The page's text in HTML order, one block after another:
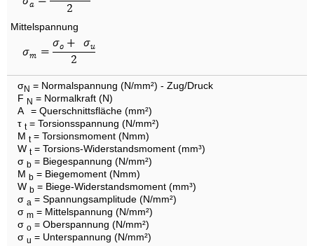
Mittelspannung
σN = Normalspannung (N/mm²) - Zug/Druck
F N = Normalkraft (N)
A
= Querschnittsfläche (mm²)
τ t= Torsionsspannung (N/mm²)
M t= Torsionsmoment (Nmm)
W t= Torsions-Widerstandsmoment (mm³)
σ b = Biegespannung (N/mm²)
M b = Biegemoment (Nmm)
W b = Biege-Widerstandsmoment (mm³)
σ a = Spannungsamplitude (N/mm²)
σ m = Mittelspannung (N/mm²)
σ o = Oberspannung (N/mm²)
σ u = Unterspannung (N/mm²)